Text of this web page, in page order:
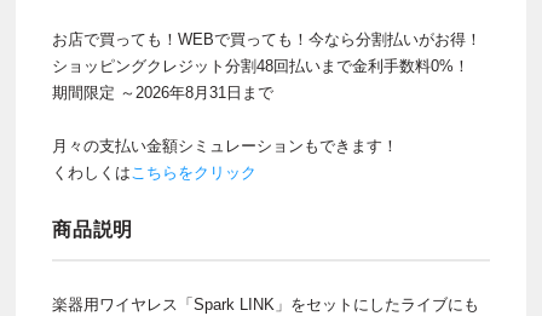
お店で買っても！WEBで買っても！今なら分割払いがお得！
ショッピングクレジット分割48回払いまで金利手数料0%！
期間限定 ～2026年8月31日まで
月々の支払い金額シミュレーションもできます！
くわしくはこちらをクリック
商品説明
楽器用ワイヤレス「Spark LINK」をセットにしたライブにも